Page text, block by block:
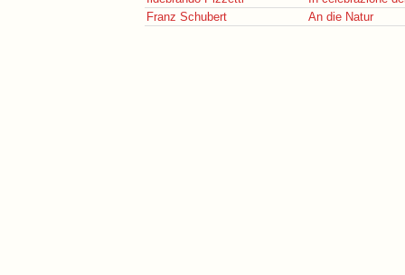
Franz Schubert
An die Natur